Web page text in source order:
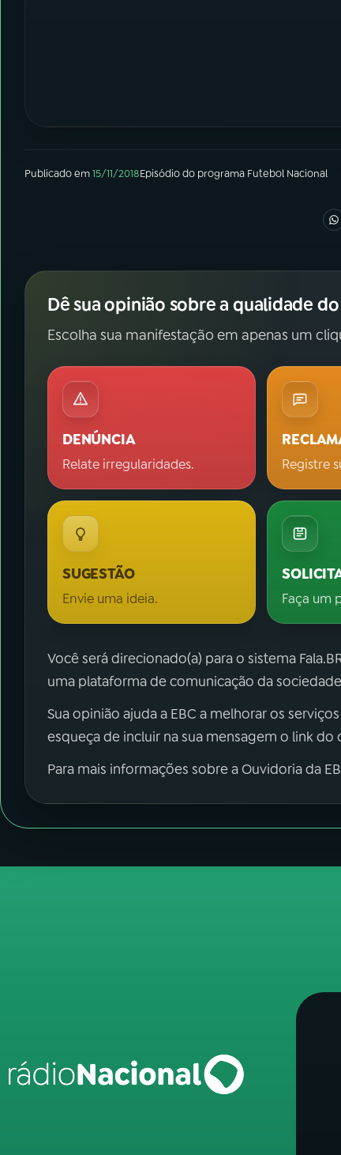
Publicado em15/11/2018Episódiodo programa Futebol Nacional
Dê sua opinião sobre a qualidade
Escolha sua manifestação em apenas um
DENÚNCIA
Relate irregularidades. Registre
SUGESTÃO
Envie uma ideia. Faça um
Você será direcionado(a) para o sistema
uma plataforma de comunicação da
Sua opinião ajuda a EBC a melhorar os
esqueça de incluir na sua mensagem o link
Para mais informações sobre a Ouvidoria da